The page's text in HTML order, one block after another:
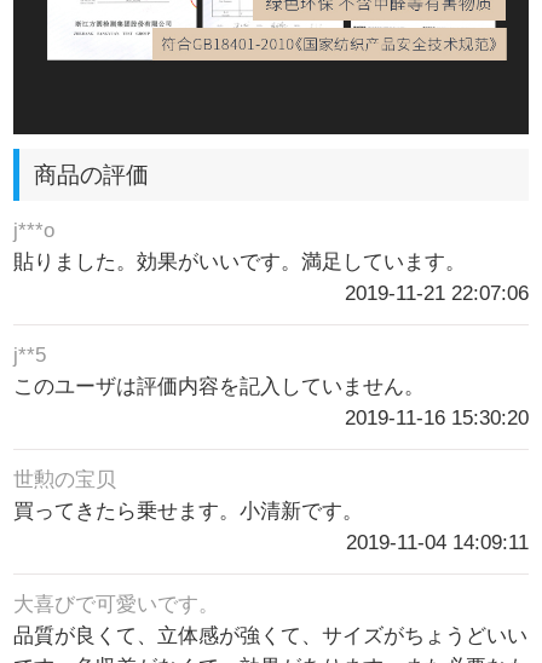
商品の評価
j***o
貼りました。効果がいいです。満足しています。
2019-11-21 22:07:06
j**5
このユーザは評価内容を記入していません。
2019-11-16 15:30:20
世勲の宝贝
買ってきたら乗せます。小清新です。
2019-11-04 14:09:11
大喜びで可愛いです。
品質が良くて、立体感が強くて、サイズがちょうどいい